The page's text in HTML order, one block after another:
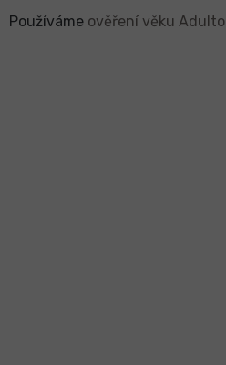
Používáme ověření věku Adulto